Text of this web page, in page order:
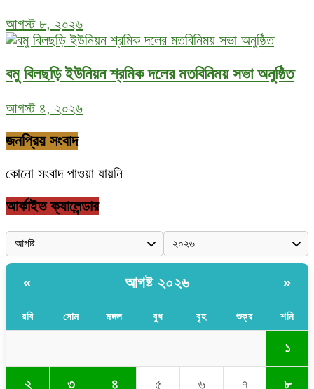
আগস্ট ৮, ২০২৬
বমু বিলছড়ি ইউনিয়ন শ্রমিক দলের মতবিনিময় সভা অনুষ্ঠিত
আগস্ট ৪, ২০২৬
জনপ্রিয় সংবাদ
কোনো সংবাদ পাওয়া যায়নি
আর্কাইভ ক্যালেন্ডার
« আগষ্ট ২০২৬ »
রবি সোম মঙ্গল বুধ বৃহ শুক্র শনি
১
২ ৩ ৪ ৫ ৬ ৭ ৮